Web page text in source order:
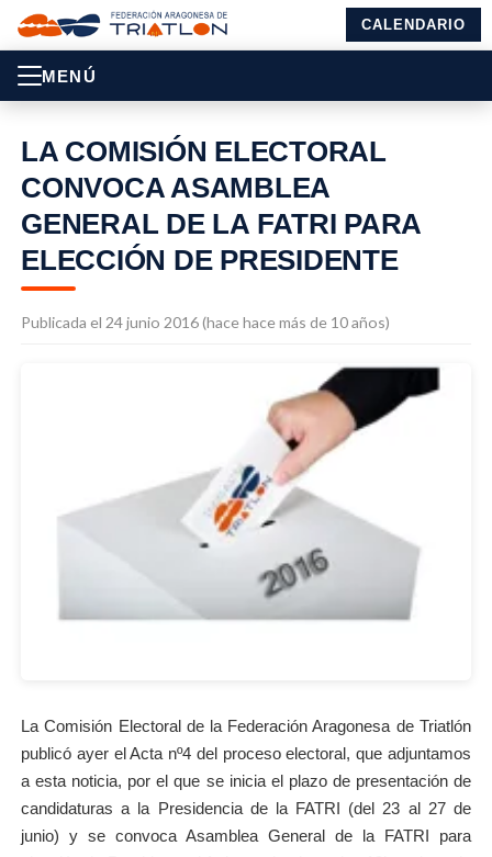
CALENDARIO
MENÚ
LA COMISIÓN ELECTORAL
CONVOCA ASAMBLEA
GENERAL DE LA FATRI PARA
ELECCIÓN DE PRESIDENTE
Publicada el 24 junio 2016 (hace hace más de 10 años)
La Comisión Electoral de la Federación Aragonesa de Triatlón
publicó ayer el Acta nº4 del proceso electoral, que adjuntamos
a esta noticia, por el que se inicia el plazo de presentación de
candidaturas a la Presidencia de la FATRI (del 23 al 27 de
junio) y se convoca Asamblea General de la FATRI para